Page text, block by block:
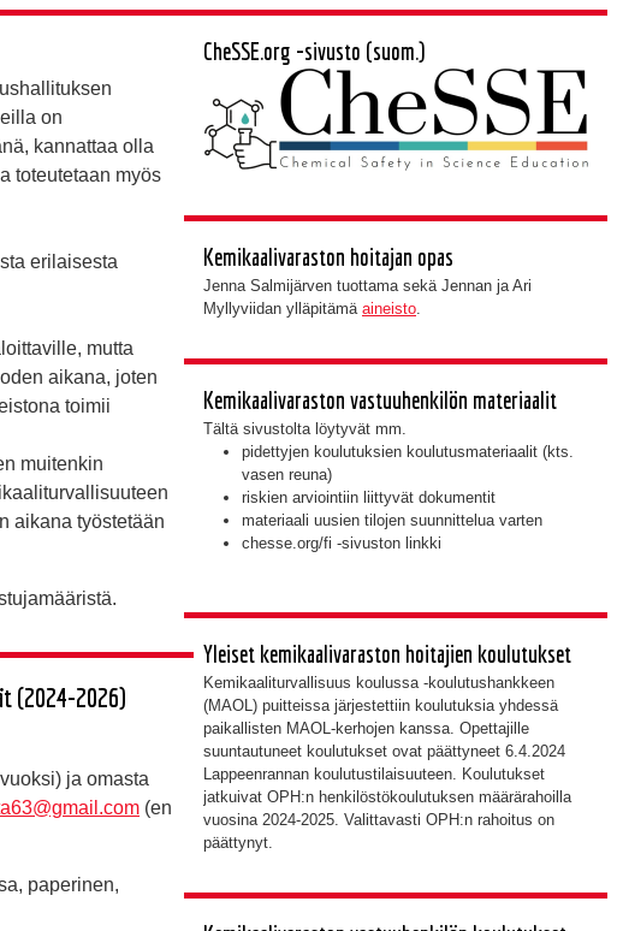
on
kannattaa olla
toteutetaan myös
erilaisesta
mutta
aikana, joten
toimii
muitenkin
aikana työstetään
(2024-2026)
ja omasta
(en
paperinen,
CheSSE.org -sivusto (suom.)
Kemikaalivaraston hoitajan opas
Jenna Salmijärven tuottama sekä Jennan ja Ari
Myllyviidan ylläpitämä aineisto.
Kemikaalivaraston vastuuhenkilön materiaalit
Tältä sivustolta löytyvät mm.
pidettyjen koulutuksien koulutusmateriaalit (kts.
vasen reuna)
riskien arviointiin liittyvät dokumentit
materiaali uusien tilojen suunnittelua varten
chesse.org/fi -sivuston linkki
Yleiset kemikaalivaraston hoitajien koulutukset
Kemikaaliturvallisuus koulussa -koulutushankkeen
(MAOL) puitteissa järjestettiin koulutuksia yhdessä
paikallisten MAOL-kerhojen kanssa. Opettajille
suuntautuneet koulutukset ovat päättyneet 6.4.2024
Lappeenrannan koulutustilaisuuteen. Koulutukset
jatkuivat OPH:n henkilöstökoulutuksen määrärahoilla
vuosina 2024-2025. Valittavasti OPH:n rahoitus on
päättynyt.